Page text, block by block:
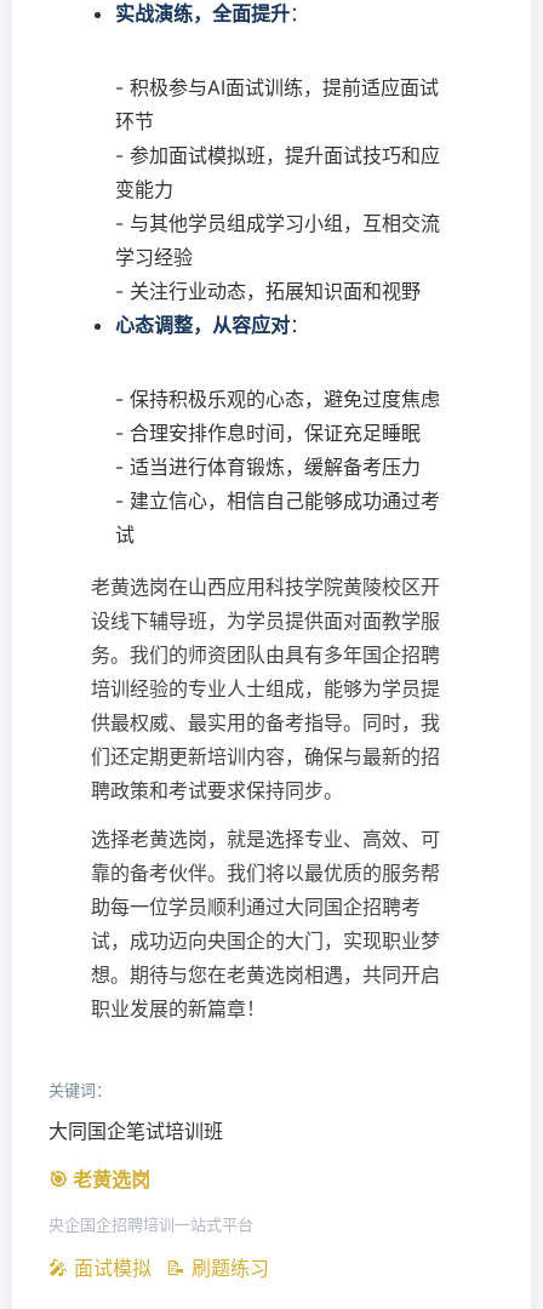
实战演练，全面提升：
- 积极参与AI面试训练，提前适应面试
环节
- 参加面试模拟班，提升面试技巧和应
变能力
- 与其他学员组成学习小组，互相交流
学习经验
- 关注行业动态，拓展知识面和视野
心态调整，从容应对：
- 保持积极乐观的心态，避免过度焦虑
- 合理安排作息时间，保证充足睡眠
- 适当进行体育锻炼，缓解备考压力
- 建立信心，相信自己能够成功通过考
试
老黄选岗在山西应用科技学院黄陵校区开
设线下辅导班，为学员提供面对面教学服
务。我们的师资团队由具有多年国企招聘
培训经验的专业人士组成，能够为学员提
供最权威、最实用的备考指导。同时，我
们还定期更新培训内容，确保与最新的招
聘政策和考试要求保持同步。
选择老黄选岗，就是选择专业、高效、可
靠的备考伙伴。我们将以最优质的服务帮
助每一位学员顺利通过大同国企招聘考
试，成功迈向央国企的大门，实现职业梦
想。期待与您在老黄选岗相遇，共同开启
职业发展的新篇章！
关键词：
大同国企笔试培训班
🎯 老黄选岗
央企国企招聘培训一站式平台
🎤 面试模拟 📝 刷题练习